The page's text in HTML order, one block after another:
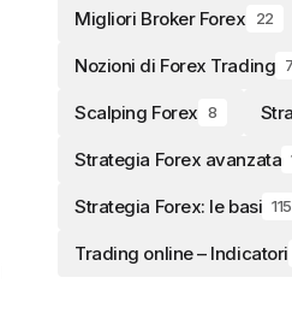
Migliori Broker Forex 22
Nozioni di Forex Trading
Scalping Forex 8
Strategia Forex avanzata
Strategia Forex: le basi 115
Trading online – Indicatori